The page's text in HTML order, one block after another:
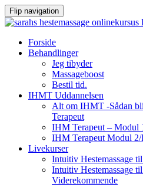
Flip navigation
VidereForside
Behandlinger
Jeg tibyder
Massageboost
Bestil tid.
IHMT Uddannelsen
Alt om IHMT -Sådan
Terapeut
IHM Terapeut – Modul
IHM Terapeut Modul
Livekurser
Intuitiv Hestemassage
Intuitiv Hestemassage
Viderekommende